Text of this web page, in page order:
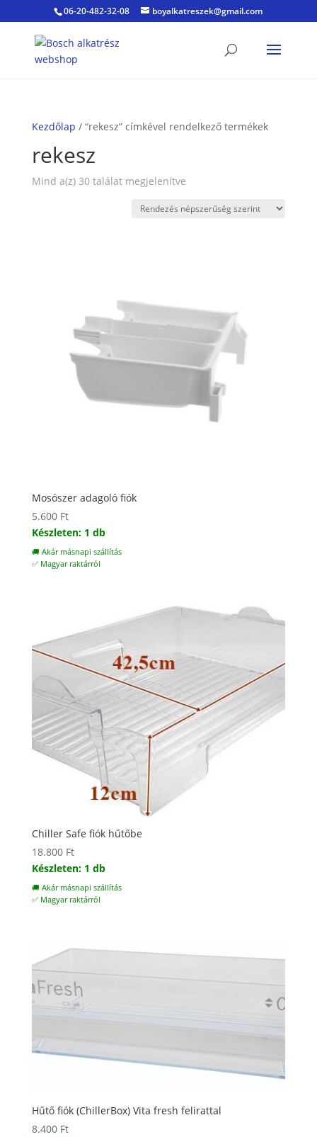
06-20-482-32-08 boyalkatreszek@gmail.com
Kezdőlap / “rekesz” címkével rendelkező termékek
rekesz
Mind a(z) 30 találat megjelenítveSorted
popularity
Mosószer adagoló fiók
5.600 Ft
Készleten: 1 db
🚚 Akár másnapi szállítás
✅ Magyar raktárról
Chiller Safe fiók hűtőbe
18.800 Ft
Készleten: 1 db
🚚 Akár másnapi szállítás
✅ Magyar raktárról
Hűtő fiók (ChillerBox) Vita fresh felirattal
8.400 Ft